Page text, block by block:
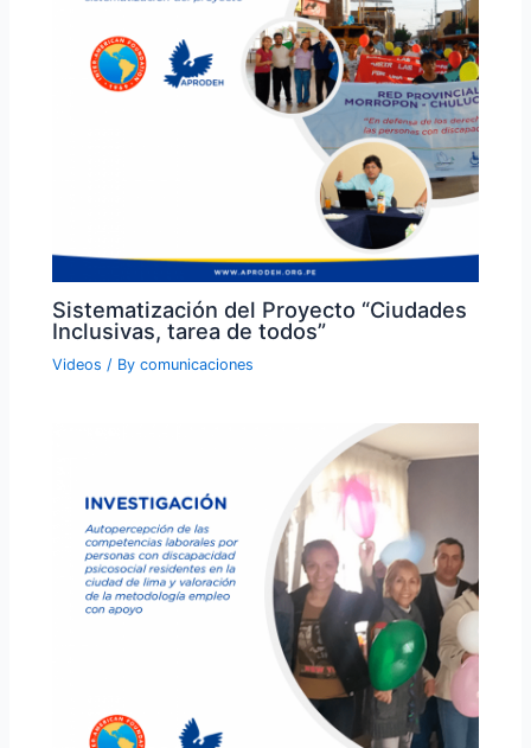
Sistematización del Proyecto “Ciudades
Inclusivas, tarea de todos”
Videos / Bycomunicaciones